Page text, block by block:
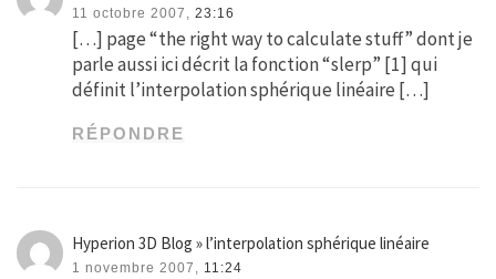
11 octobre 2007, 23:16
[…] page “the right way to calculate stuff” dont je
parle aussi ici décrit la fonction “slerp” [1] qui
définit l’interpolation sphérique linéaire […]
RÉPONDRE
Hyperion 3D Blog » l’interpolation sphérique linéaire
1 novembre 2007, 11:24